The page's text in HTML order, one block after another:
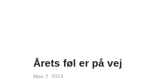
Årets føl er på vej
May 2, 2013